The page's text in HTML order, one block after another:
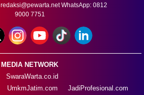
redaksi@pewarta.netWhatsApp: 0812
9000 7751
MEDIA NETWORK
SwaraWarta.co.id
UmkmJatim.com
JadiProfesional.com